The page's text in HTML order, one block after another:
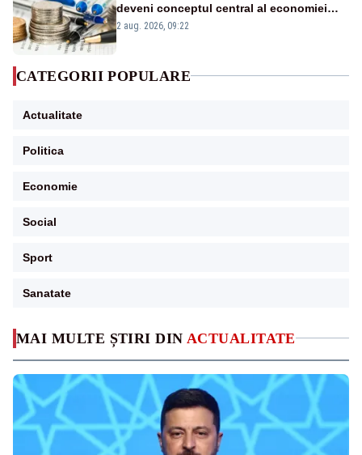
MAI MULTE ȘTIRI DIN ACTUALITATE
deveni conceptul central al economiei
viitoare?
2 aug. 2026, 09:22
CATEGORII POPULARE
Actualitate
Politica
Economie
Social
Sport
Sanatate